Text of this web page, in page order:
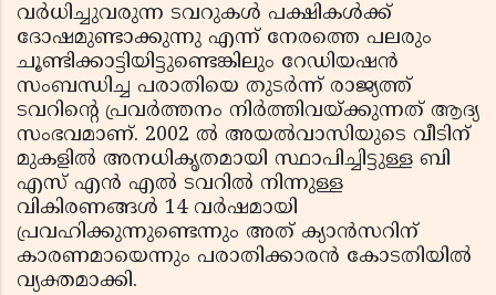
വര്‍ധിച്ചുവരുന്ന ടവറുകള്‍ പക്ഷികള്‍ക്ക്
ദോഷമുണ്ടാക്കുന്നു എന്ന് നേരത്തെ പലരും
ചൂണ്ടിക്കാട്ടിയിട്ടുണ്ടെങ്കിലും റേഡിയഷന്‍
സംബന്ധിച്ച പരാതിയെ തുടര്‍ന്ന് രാജ്യത്ത്
ടവറിന്റെ പ്രവര്‍ത്തനം നിര്‍ത്തിവയ്ക്കുന്നത് ആദ്യ
സംഭവമാണ്. 2002 ല്‍ അയല്‍വാസിയുടെ വീടിന്
മുകളില്‍ അനധികൃതമായി സ്ഥാപിച്ചിട്ടുള്ള ബി
എസ് എന്‍ എല്‍ ടവറില്‍ നിന്നുള്ള
വികിരണങ്ങള്‍ 14 വര്‍ഷമായി
പ്രവഹിക്കുന്നുണ്ടെന്നും അത് ക്യാന്‍സറിന്
കാരണമായെന്നും പരാതിക്കാരന്‍ കോടതിയില്‍
വ്യക്തമാക്കി.